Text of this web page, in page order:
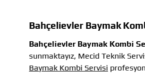
Bahçelievler Baymak
Bahçelievler Baymak Kombi
sunmaktayız, Mecid Teknik
Baymak Kombi Servisi